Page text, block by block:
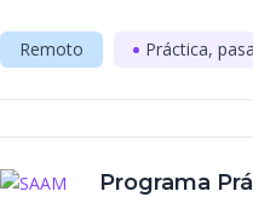
Remoto Práctica,
Programa